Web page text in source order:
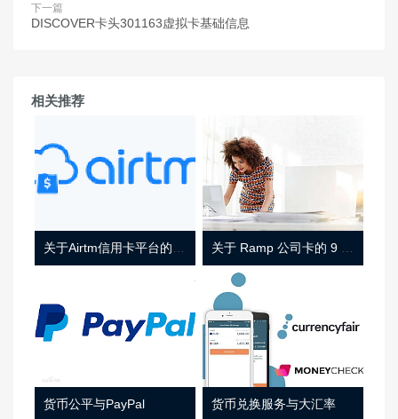
下一篇
DISCOVER卡头301163虚拟卡基础信息
相关推荐
货币公平与PayPal 货币兑换服务与大汇率